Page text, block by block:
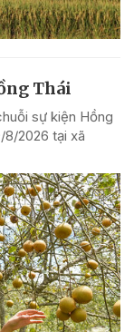
Thái
sự kiện Hồng
8/2026 tại xã